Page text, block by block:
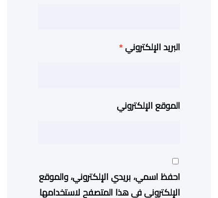
البريد الإلكتروني *
الموقع الإلكتروني
احفظ اسمي، بريدي الإلكتروني، والموقع
الإلكتروني في هذا المتصفح لاستخدامها